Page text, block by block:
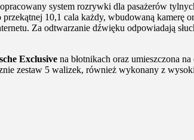
system rozrywki dla pasażerów
10,1 cala każdy, wbudowaną
Za odtwarzanie dźwięku odpowiadają
Exclusive na błotnikach oraz umieszczona
zestaw 5 walizek, również wykonany z